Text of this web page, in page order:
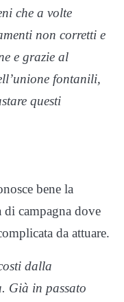
che a volte
non corretti e
e grazie al
fontanili,
questi
bene la
di campagna dove
da attuare.
dalla
Già in passato